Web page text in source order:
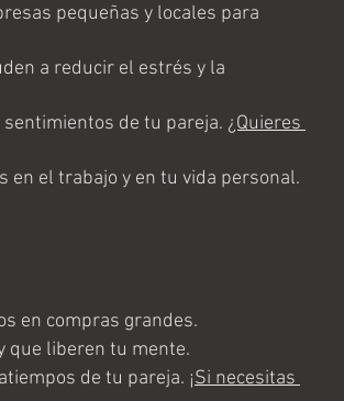
pequeñas y locales para
a reducir el estrés y la
de tu pareja. ¿Quieres
en el trabajo y en tu vida personal.
en compras grandes.
que liberen tu mente.
de tu pareja. ¡Si necesitas